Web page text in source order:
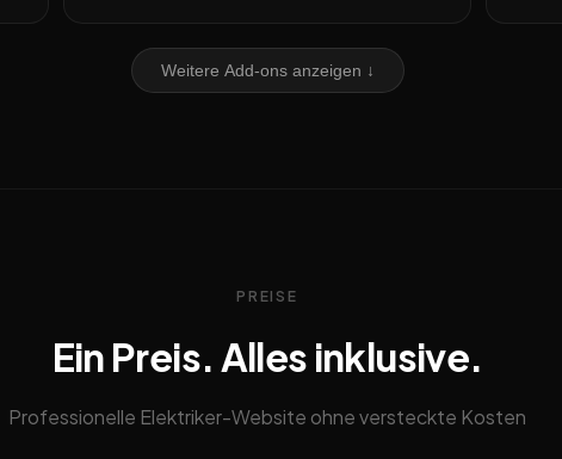
Weitere Add-ons anzeigen ↓
PREISE
Ein Preis. Alles inklusive.
Professionelle Elektriker-Website ohne versteckte Kosten